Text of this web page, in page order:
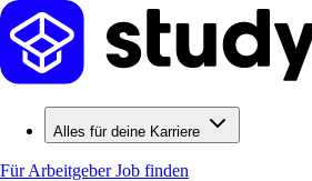
Alles für deine Karriere
Für ArbeitgeberJob finden